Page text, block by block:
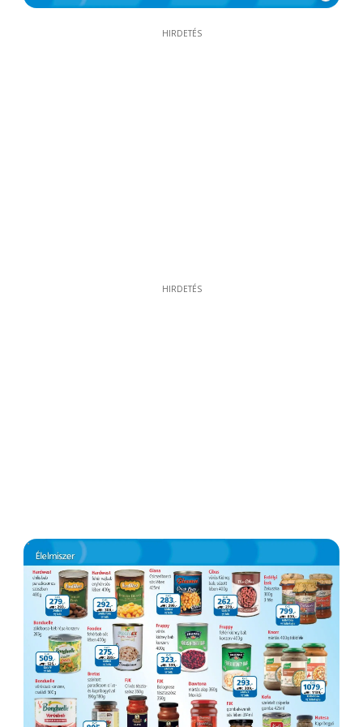
HIRDETÉS
HIRDETÉS